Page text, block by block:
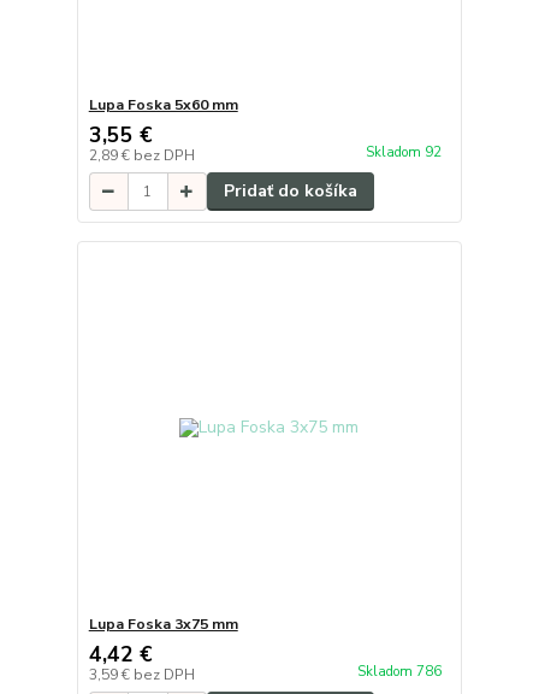
Lupa Foska 5x60 mm
3,55 €
2,89 € bez DPH Skladom 92
Pridať do košíka
Lupa Foska 3x75 mm
4,42 €
3,59 € bez DPH Skladom 786